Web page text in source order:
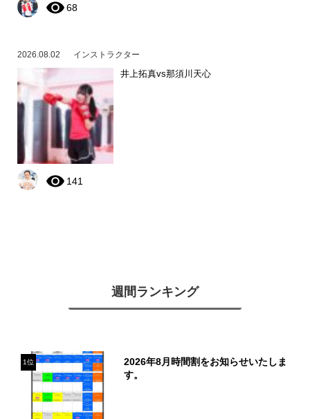
68
2026.08.02 インストラクター
井上拓真vs那須川天心
141
週間ランキング
1位
2026年8月時間割をお知らせいたしま
す。